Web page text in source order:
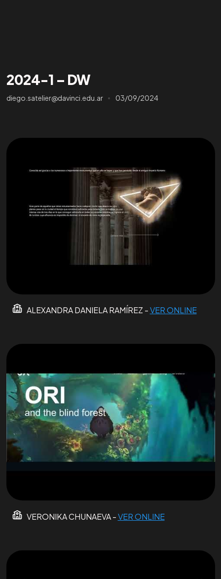
2024-1 – DW
diego.satelier@davinci.edu.ar 03/09/2024
ALEXANDRA DANIELA RAMÍREZ -VER ONLINE
VERONIKA CHUNAEVA -VER ONLINE